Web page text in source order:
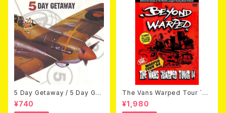
5 Day Getaway / 5 Day Get
away (CDEP)
¥740
The Vans Warped Tour `04
Beyond Warped (国内盤DV
D)
¥1,980